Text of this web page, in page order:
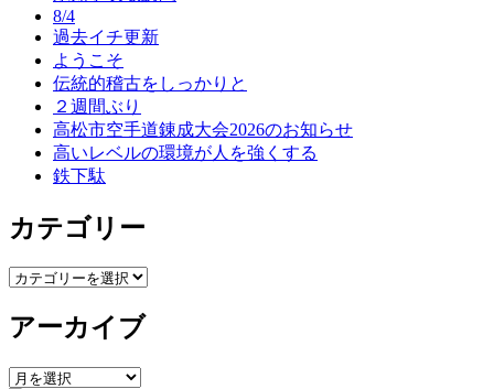
8/4
過去イチ更新
ようこそ
伝統的稽古をしっかりと
２週間ぶり
高松市空手道錬成大会2026のお知らせ
高いレベルの環境が人を強くする
鉄下駄
カテゴリー
カ
ゴ
ー
アーカイブ
ア